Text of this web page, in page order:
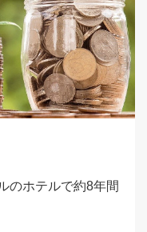
のホテルで約8年間